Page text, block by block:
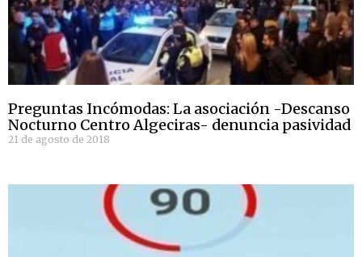
Preguntas Incómodas: La asociación -Descanso
Nocturno Centro Algeciras- denuncia pasividad
21 de agosto de 2018